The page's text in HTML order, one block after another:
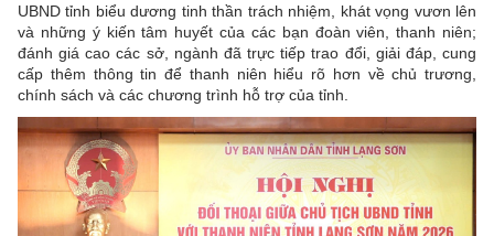
UBND tỉnh biểu dương tinh thần trách nhiệm, khát vọng vươn lên
và những ý kiến tâm huyết của các bạn đoàn viên, thanh niên;
đánh giá cao các sở, ngành đã trực tiếp trao đổi, giải đáp, cung
cấp thêm thông tin để thanh niên hiểu rõ hơn về chủ trương,
chính sách và các chương trình hỗ trợ của tỉnh.